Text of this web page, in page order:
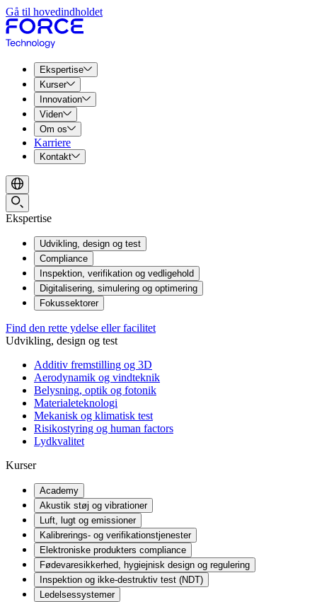
Gå til hovedindholdet
Ekspertise
Kurser
Innovation
Viden
Om os
Karriere
Kontakt
Ekspertise
Udvikling, design og test
Compliance
Inspektion, verifikation og vedligehold
Digitalisering, simulering og optimering
Fokussektorer
Find den rette ydelse eller facilitet
Udvikling, design og test
Additiv fremstilling og 3D
Aerodynamik og vindteknik
Belysning, optik og fotonik
Materialeteknologi
Mekanisk og klimatisk test
Risikostyring og human factors
Lydkvalitet
Kurser
Academy
Akustik støj og vibrationer
Luft, lugt og emissioner
Kalibrerings- og verifikationstjenester
Elektroniske produkters compliance
Fødevaresikkerhed, hygiejnisk design og regulering
Inspektion og ikke-destruktiv test (NDT)
Ledelsessystemer